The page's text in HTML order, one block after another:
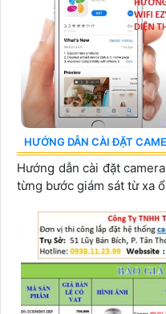
HƯỚNG DẪN CÀI ĐẶT
Hướng dẫn cài đặt
từng bước giám sát từ xa